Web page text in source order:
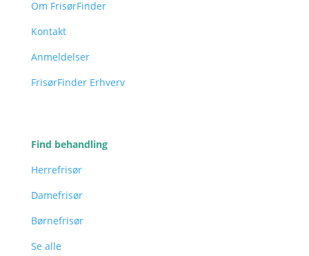
Om FrisørFinder
Kontakt
Anmeldelser
FrisørFinder Erhverv
Find behandling
Herrefrisør
Damefrisør
Børnefrisør
Se alle